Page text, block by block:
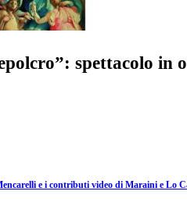
spettacolo in
e i contributi video di Maraini e Lo